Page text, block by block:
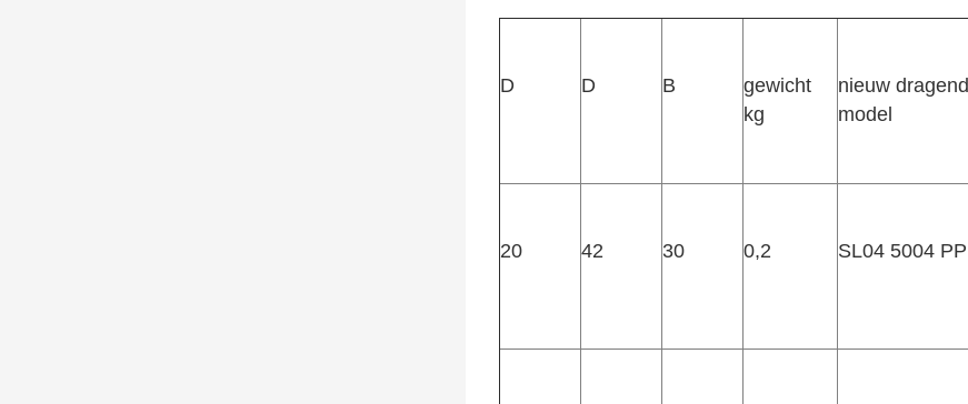
D D B
gewicht
kg
nieuw dragend
model
20 42 30 0,2 SL04 5004 PP